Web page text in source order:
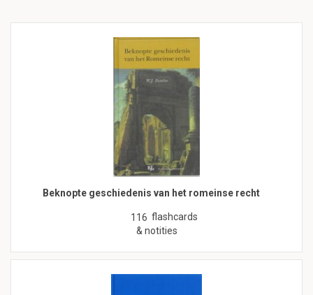
Beknopte geschiedenis van het romeinse recht
116 flashcards
& notities